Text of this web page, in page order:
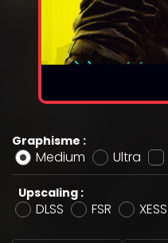
Graphisme :
Medium Ultra
Upscaling :
DLSS FSR XESS